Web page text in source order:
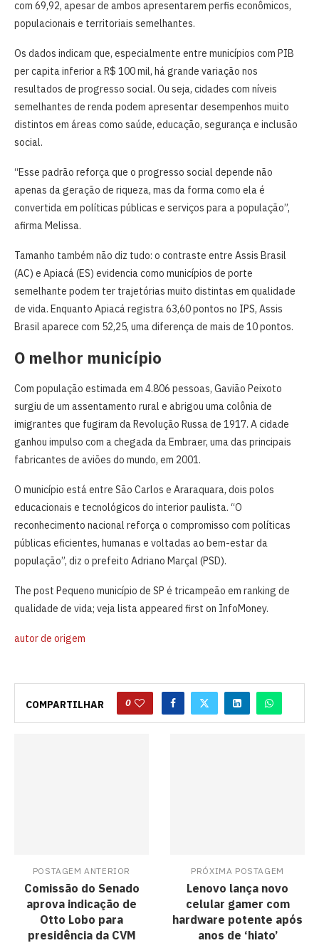
com 69,92, apesar de ambos apresentarem perfis econômicos,
populacionais e territoriais semelhantes.
Os dados indicam que, especialmente entre municípios com PIB
per capita inferior a R$ 100 mil, há grande variação nos
resultados de progresso social. Ou seja, cidades com níveis
semelhantes de renda podem apresentar desempenhos muito
distintos em áreas como saúde, educação, segurança e inclusão
social.
“Esse padrão reforça que o progresso social depende não
apenas da geração de riqueza, mas da forma como ela é
convertida em políticas públicas e serviços para a população”,
afirma Melissa.
Tamanho também não diz tudo: o contraste entre Assis Brasil
(AC) e Apiacá (ES) evidencia como municípios de porte
semelhante podem ter trajetórias muito distintas em qualidade
de vida. Enquanto Apiacá registra 63,60 pontos no IPS, Assis
Brasil aparece com 52,25, uma diferença de mais de 10 pontos.
O melhor município
Com população estimada em 4.806 pessoas, Gavião Peixoto
surgiu de um assentamento rural e abrigou uma colônia de
imigrantes que fugiram da Revolução Russa de 1917. A cidade
ganhou impulso com a chegada da Embraer, uma das principais
fabricantes de aviões do mundo, em 2001.
O município está entre São Carlos e Araraquara, dois polos
educacionais e tecnológicos do interior paulista. “O
reconhecimento nacional reforça o compromisso com políticas
públicas eficientes, humanas e voltadas ao bem-estar da
população”, diz o prefeito Adriano Marçal (PSD).
The post Pequeno município de SP é tricampeão em ranking de
qualidade de vida; veja lista appeared first on InfoMoney.
autor de origem
COMPARTILHAR 0
POSTAGEM ANTERIOR
Comissão do Senado
aprova indicação de
Otto Lobo para
presidência da CVM
PRÓXIMA POSTAGEM
Lenovo lança novo
celular gamer com
hardware potente após
anos de ‘hiato’